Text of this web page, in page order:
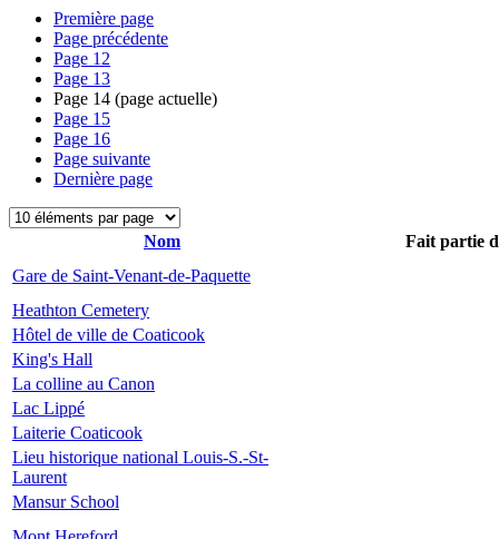
Première page
Page précédente
Page 12
Page 13
Page 14 (page actuelle)
Page 15
Page 16
Page suivante
Dernière page
Nom
Fait partie
Gare de Saint-Venant-de-Paquette
Heathton Cemetery
Hôtel de ville de Coaticook
King's Hall
La colline au Canon
Lac Lippé
Laiterie Coaticook
Lieu historique national Louis-S.-St-
Laurent
Mansur School